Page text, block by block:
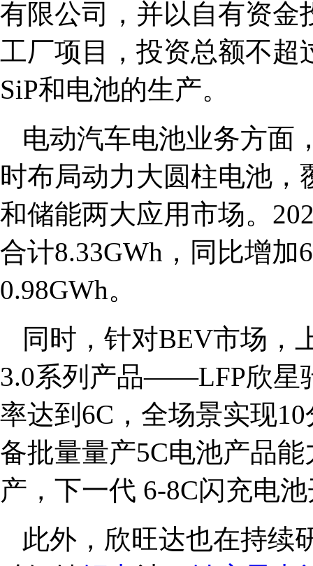
有限公司，并以自有资金
工厂项目，投资总额不超
SiP和电池的生产。
电动汽车电池业务方面
时布局动力大圆柱电池，
和储能两大应用市场。
合计8.33GWh，同比增加
0.98GWh。
同时，针对BEV市场，
3.0系列产品——LFP欣星
率达到6C，全场景实现
备批量量产5C电池产品
产，下一代 6-8C闪充电
此外，欣旺达也在持续